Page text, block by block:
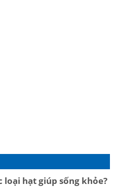
loại hạt giúp sống khỏe?